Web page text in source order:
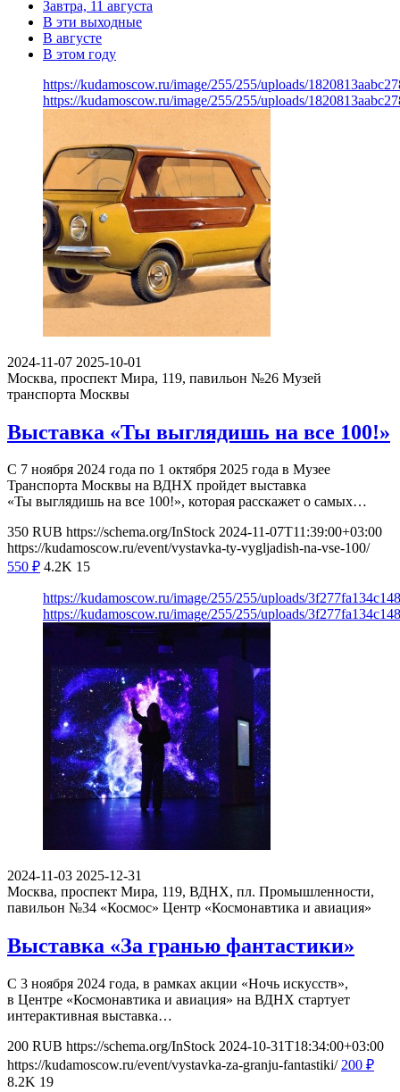
Завтра, 11 августа
В эти выходные
В августе
В этом году
https://kudamoscow.ru/image/255/255/uploads/
https://kudamoscow.ru/image/255/255/uploads/
2024-11-07 2025-10-01
Москва, проспект Мира, 119, павильон №26 Музей
транспорта Москвы
Выставка «Ты выглядишь на все 100!»
С 7 ноября 2024 года по 1 октября 2025 года в Музее
Транспорта Москвы на ВДНХ пройдет выставка
«Ты выглядишь на все 100!», которая расскажет о самых…
350 RUB https://schema.org/InStock 2024-11-07T11:39:00+03:00
https://kudamoscow.ru/event/vystavka-ty-vygljadish-na-vse-100/
550 ₽ 4.2K 15
https://kudamoscow.ru/image/255/255/uploads/
https://kudamoscow.ru/image/255/255/uploads/
2024-11-03 2025-12-31
Москва, проспект Мира, 119, ВДНХ, пл. Промышленности,
павильон №34 «Космос» Центр «Космонавтика и авиация»
Выставка «За гранью фантастики»
С 3 ноября 2024 года, в рамках акции «Ночь искусств»,
в Центре «Космонавтика и авиация» на ВДНХ стартует
интерактивная выставка…
200 RUB https://schema.org/InStock 2024-10-31T18:34:00+03:00
https://kudamoscow.ru/event/vystavka-za-granju-fantastiki/ 200 ₽
8.2K 19